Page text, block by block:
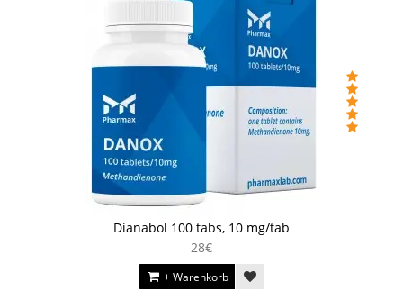
Dianabol 100 tabs, 10 mg/tab
28€
+ Warenkorb